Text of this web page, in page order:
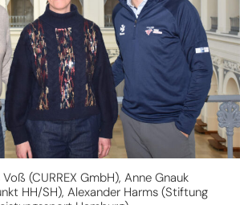
Voß (CURREX GmbH), Anne Gnauk
HH/SH), Alexander Harms (Stiftung